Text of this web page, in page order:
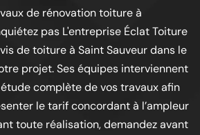
de rénovation toiture à
pas L'entreprise Éclat Toiture
de toiture à Saint Sauveur dans le
projet. Ses équipes interviennent
complète de vos travaux afin
le tarif concordant à l’ampleur
toute réalisation, demandez avant